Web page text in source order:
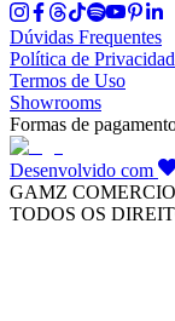
Dúvidas Frequentes
Política de
Termos de Uso
Showrooms
Formas de
Desenvolvido com
GAMZ
TODOS OS